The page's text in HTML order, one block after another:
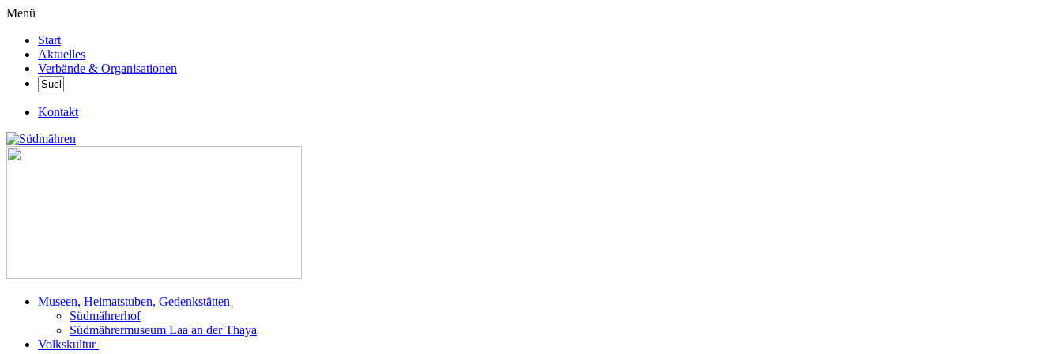
Menü
Start
Aktuelles
Verbände & Organisationen
Kontakt
Museen, Heimatstuben, Gedenkstätten
Südmährerhof
Südmährermuseum Laa an der Thaya
Volkskultur